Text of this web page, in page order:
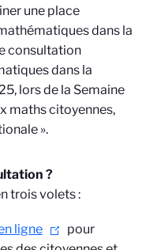
une place
dans la
consultation
dans la
lors de la Semaine
maths citoyennes,
».
?
trois volets :
ligne
pour